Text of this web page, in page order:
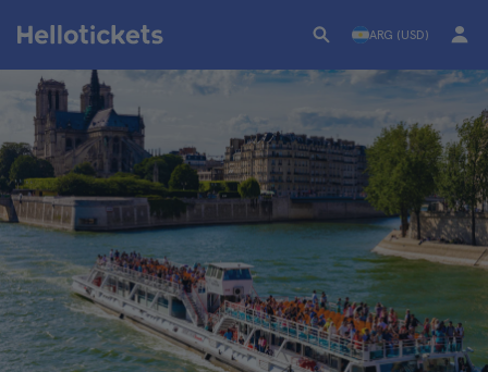
ARG (USD)